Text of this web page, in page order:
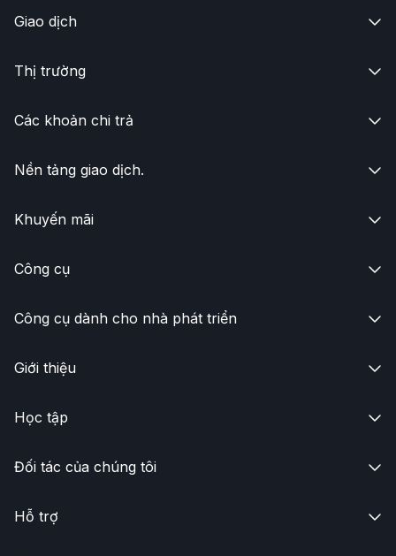
Giao dịch 
Thị trường 
Các khoản chi trả 
Nền tảng giao dịch. 
Khuyến mãi 
Công cụ 
Công cụ dành cho nhà phát triển 
Giới thiệu 
Học tập 
Đối tác của chúng tôi 
Hỗ trợ 